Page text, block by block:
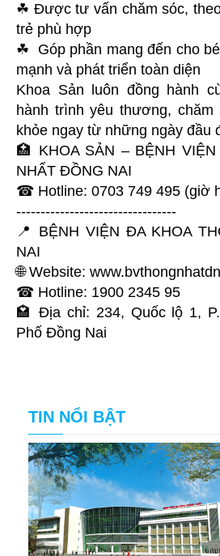
☘ Được tư vấn chăm sóc,
trẻ phù hợp
☘ Góp phần mang đến cho
mạnh và phát triển toàn diện
Khoa Sản luôn đồng hành
hành trình yêu thương,
khỏe ngay từ những ngày đầu
🏥 KHOA SẢN – BỆNH
NHẤT ĐỒNG NAI
☎ Hotline: 0703 749 495 (giờ
---------------------------------
📍 BỆNH VIỆN ĐA KHOA
NAI
🌐 Website:
☎ Hotline: 1900 2345 95
🏩 Địa chỉ: 234, Quốc lộ 1,
Phố Đồng Nai
TIN NỔI BẬT